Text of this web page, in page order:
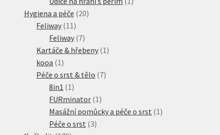
Hygiena a péče 2020
Feliway 1111
produktů
Feliway 77
produktů
Kartáče & hřebeny 11
kooa 11
produkt
Péče o srst & tělo 77
8in1 11
produkt
FURminator 11
produkt
Masážní pomůcky a péče o srst 11
Péče o srst 33